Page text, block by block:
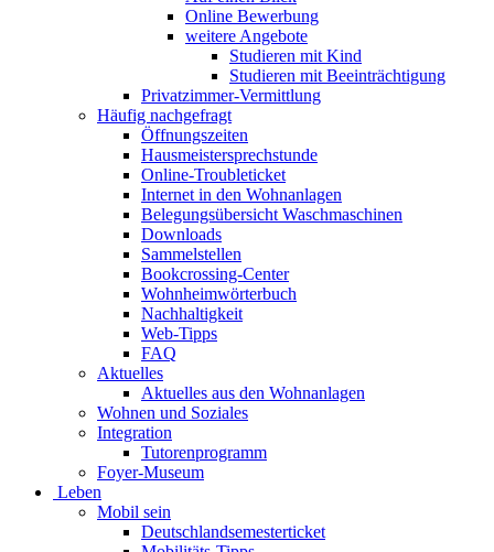
Online Bewerbung
weitere Angebote
Studieren mit Kind
Studieren mit Beeinträchtigung
Privatzimmer-Vermittlung
Häufig nachgefragt
Öffnungszeiten
Hausmeistersprechstunde
Online-Troubleticket
Internet in den Wohnanlagen
Belegungsübersicht Waschmaschinen
Downloads
Sammelstellen
Bookcrossing-Center
Wohnheimwörterbuch
Nachhaltigkeit
Web-Tipps
FAQ
Aktuelles
Aktuelles aus den Wohnanlagen
Wohnen und Soziales
Integration
Tutorenprogramm
Foyer-Museum
Leben
Mobil sein
Deutschlandsemesterticket